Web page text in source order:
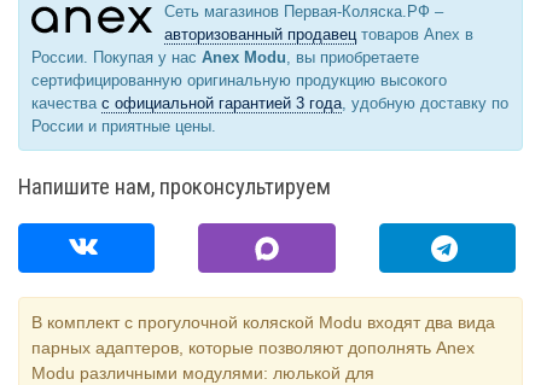
Сеть магазинов Первая-Коляска.РФ –
авторизованный продавецтоваров Anex в
России. Покупая у нас Anex Modu, вы приобретаете
сертифицированную оригинальную продукцию высокого
качества с официальной гарантией 3 года, удобную доставку по
России и приятные цены.
Напишите нам, проконсультируем
В комплект с прогулочной коляской Modu входят два вида
парных адаптеров, которые позволяют дополнять Anex
Modu различными модулями: люлькой для